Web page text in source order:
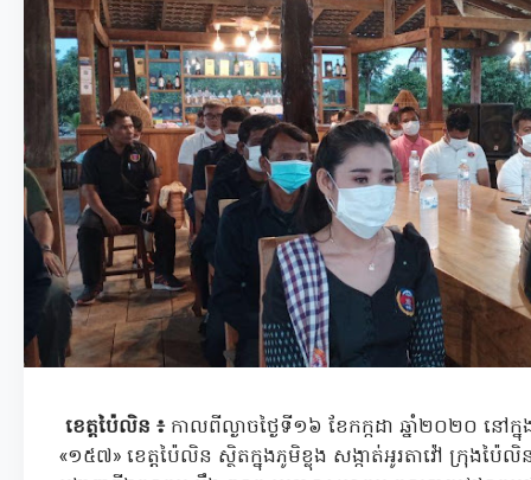
ខេត្តប៉ៃលិន ៖កាលពីល្ងាចថ្ងៃទី១៦ ខែកក្កដា ឆ្នាំ២០២០ នៅក្
«១៥៧» ខេត្តប៉ៃលិន ស្ថិតក្នុងភូមិខ្លុង សង្កាត់អូរតាវ៉ៅ ក្រុងប៉ៃ